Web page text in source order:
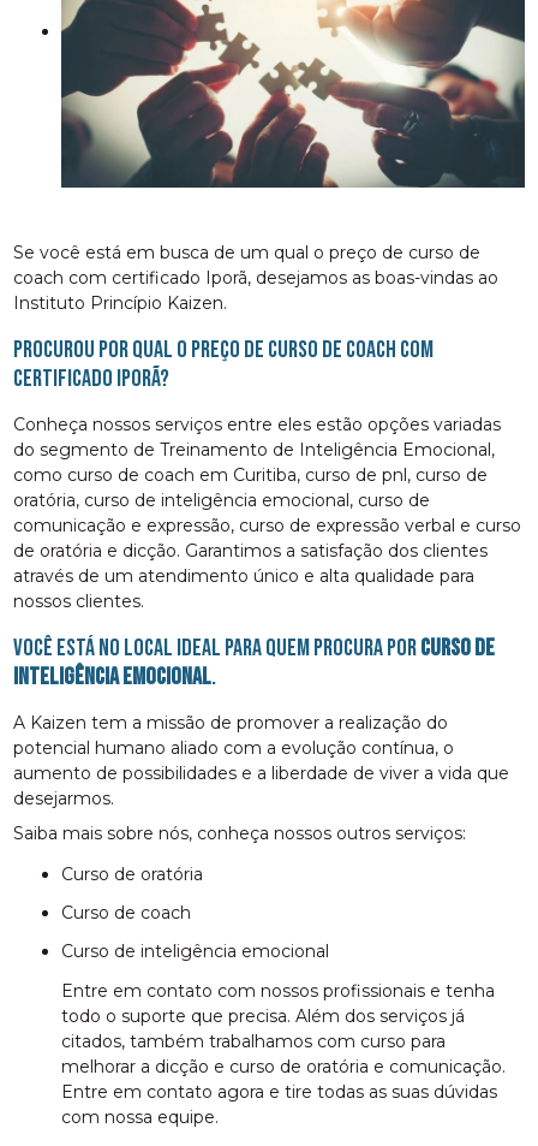
Se você está em busca de um qual o preço de curso de
coach com certificado Iporã, desejamos as boas-vindas ao
Instituto Princípio Kaizen.
Procurou por qual o preço de curso de coach com
certificado Iporã?
Conheça nossos serviços entre eles estão opções variadas
do segmento de Treinamento de Inteligência Emocional,
como curso de coach em Curitiba, curso de pnl, curso de
oratória, curso de inteligência emocional, curso de
comunicação e expressão, curso de expressão verbal e curso
de oratória e dicção. Garantimos a satisfação dos clientes
através de um atendimento único e alta qualidade para
nossos clientes.
Você está no local ideal para quem procura porcurso de
inteligência emocional.
A Kaizen tem a missão de promover a realização do
potencial humano aliado com a evolução contínua, o
aumento de possibilidades e a liberdade de viver a vida que
desejarmos.
Saiba mais sobre nós, conheça nossos outros serviços:
curso de oratória
curso de coach
curso de inteligência emocional
Entre em contato com nossos profissionais e tenha
todo o suporte que precisa. Além dos serviços já
citados, também trabalhamos com curso para
melhorar a dicção e curso de oratória e comunicação.
Entre em contato agora e tire todas as suas dúvidas
com nossa equipe.